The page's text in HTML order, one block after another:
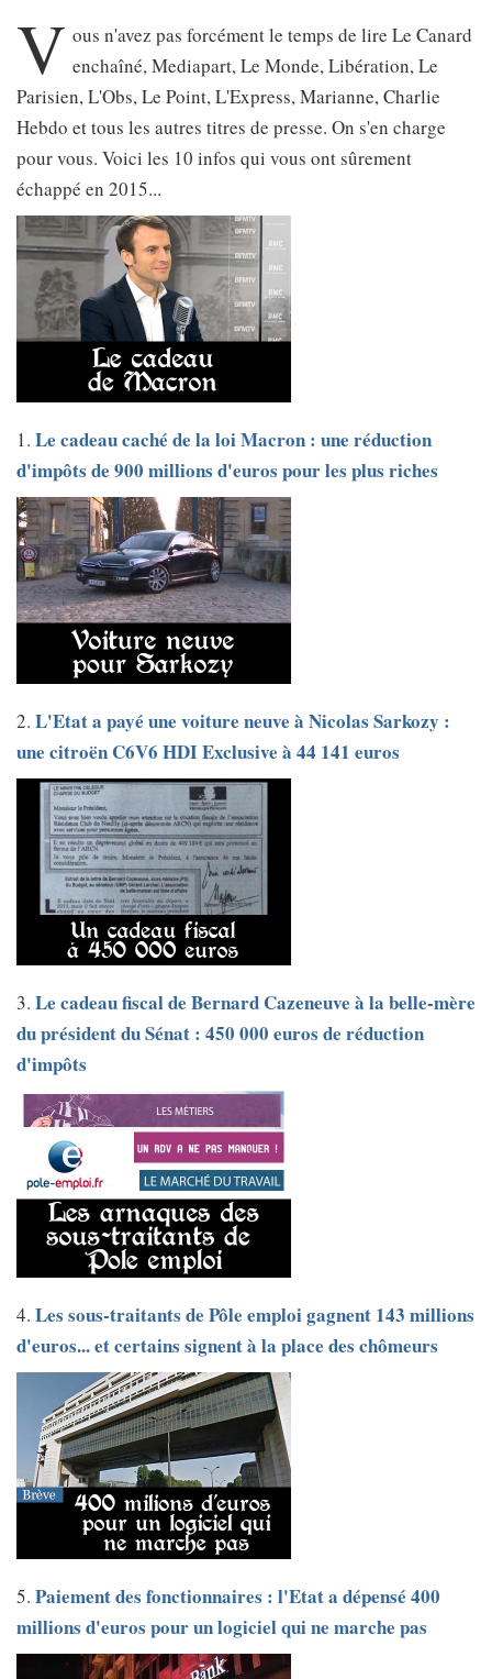
V ous n'avez pas forcément le temps de lire Le Canard
enchaîné, Mediapart, Le Monde, Libération, Le
Parisien, L'Obs, Le Point, L'Express, Marianne, Charlie
Hebdo et tous les autres titres de presse. On s'en charge
pour vous. Voici les 10 infos qui vous ont sûrement
échappé en 2015...
1. Le cadeau caché de la loi Macron : une réduction
d'impôts de 900 millions d'euros pour les plus riches
2. L'Etat a payé une voiture neuve à Nicolas Sarkozy :
une citroën C6V6 HDI Exclusive à 44 141 euros
3. Le cadeau fiscal de Bernard Cazeneuve à la belle-mère
du président du Sénat : 450 000 euros de réduction
d'impôts
4. Les sous-traitants de Pôle emploi gagnent 143 millions
d'euros... et certains signent à la place des chômeurs
5. Paiement des fonctionnaires : l'Etat a dépensé 400
millions d'euros pour un logiciel qui ne marche pas